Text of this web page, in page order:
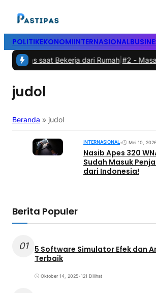
POLITIKEKONOMIINTERNASIONAL
saat Bekerja dari Rumah|#2 -
judol
Beranda » judol
INTERNASIONAL• Mei 10, 2026
Nasib Apes 320
Sudah Masuk
dari Indonesia!
Berita Populer
01
5 Software Simulator Efek dan
Terbaik
Oktober 14, 2025•121 Dilihat